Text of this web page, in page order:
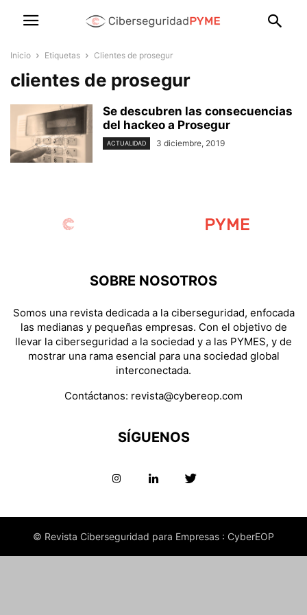
Inicio Etiquetas Clientes de prosegur
clientes de prosegur
Se descubren las consecuencias
del hackeo a Prosegur
ACTUALIDAD 3 diciembre, 2019
SOBRE NOSOTROS
Somos una revista dedicada a la ciberseguridad, enfocada
las medianas y pequeñas empresas. Con el objetivo de
llevar la ciberseguridad a la sociedad y a las PYMES, y de
mostrar una rama esencial para una sociedad global
interconectada.
Contáctanos: revista@cybereop.com
SÍGUENOS
© Revista Ciberseguridad para Empresas : CyberEOP